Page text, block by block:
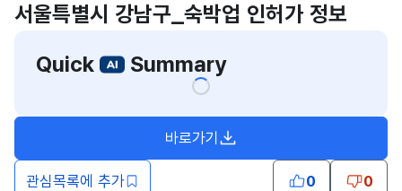
서울특별시 강남구_숙박업 인허가 정보
Quick
Summary
관심목록에 추가
새창열림
바로가기
0 0